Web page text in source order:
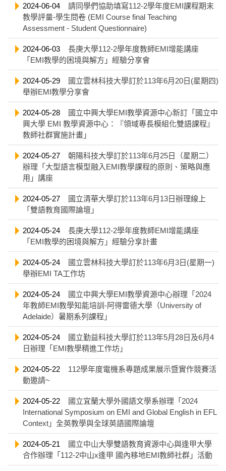
2024-06-04
請同學們協助填寫112-2學年度EMI課程期末
教學評量-學生問卷 (EMI Course final Teaching
Assessment - Student Questionnaire)
2024-06-03
長庚大學112-2學年度教師EMI增能講座
「EMI教學的困境與解方」經驗分享會
2024-05-29
國立雲林科技大學訂於113年6月20日(星期四)
舉辦EMI教學分享會
2024-05-28
國立中興大學EMI教學資源中心新訂「國立中
興大學 EMI 教學資源中心：『領域專長模組化雙語課程』
教師社群實施計畫」
2024-05-27
朝陽科技大學訂於113年6月25日（星期二）
辦理「大型語言模型融入EMI教學課程的原則、策略與應
用」講座
2024-05-27
國立清華大學訂於113年6月13日辦理線上
「雙語教育國際論壇」
2024-05-24
長庚大學112-2學年度教師EMI增能講座
「EMI教學的困境與解方」經驗分享計畫
2024-05-24
國立雲林科技大學訂於113年6月3日(星期一)
舉辦EMI TA工作坊
2024-05-24
國立中興大學EMI教學資源中心辦理「2024
年教師EMI教學知能培訓-阿得雷德大學（University of
Adelaide）暑期系列課程」
2024-05-24
國立勤益科技大學訂於113年5月28日及6月4
日辦理「EMI教學精進工作坊」
2024-05-22
112學年度電機系專題成果展示暨實作競賽活
動邀請~
2024-05-22
國立宜蘭大學外國語文學系辦理「2024
International Symposium on EMI and Global English in EFL
Context」全英教學與全球英語國際論壇
2024-05-21
國立中山大學雙語教育資源中心與逢甲大學
合作辦理「112-2中山x逢甲 國內移地EMI教師社群」活動